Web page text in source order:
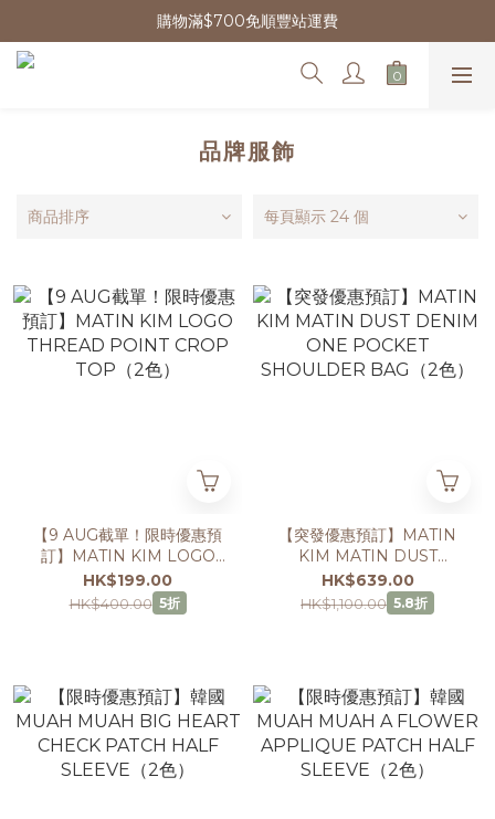
購物滿$700免順豐站運費
品牌服飾
商品排序 每頁顯示 24 個
【9 AUG截單！限時優惠預
訂】MATIN KIM LOGO
THREAD POINT CROP
TOP（2色）
HK$199.00
HK$400.00 5折
【突發優惠預訂】MATIN
KIM MATIN DUST
DENIM ONE POCKET
SHOULDER BAG（2色）
HK$639.00
HK$1,100.00 5.8折